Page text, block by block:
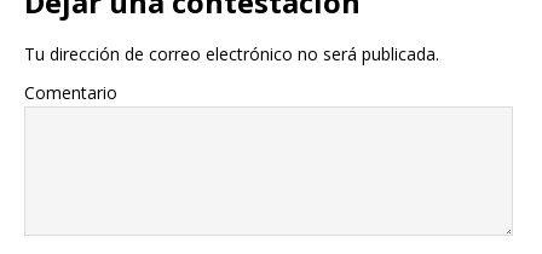
Tu dirección de correo electrónico no será publicada.
Comentario